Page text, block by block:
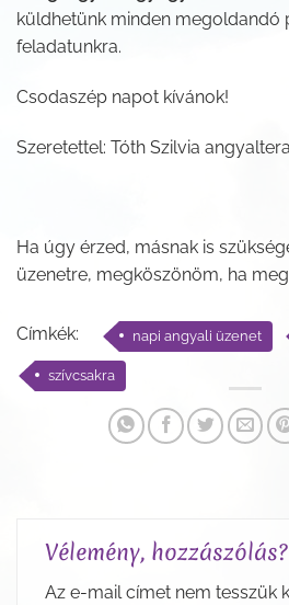
küldhetünk minden megoldandó
feladatunkra.
Csodaszép napot kívánok!
Szeretettel: Tóth Szilvia
Ha úgy érzed, másnak is
üzenetre, megköszönöm, ha
Címkék: napi angyali üzenet
szívcsakra
Vélemény, hozzászólás?
Az e-mail címet nem tesszük